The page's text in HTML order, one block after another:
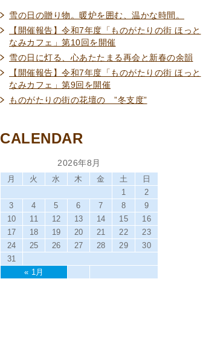
雪の日の贈り物。暖炉を囲む、温かな時間。
【開催報告】令和7年度「ものがたりの街 ほっと
なみカフェ」第10回を開催
雪の日に灯る、心あたたまる再会と新春の余韻
【開催報告】令和7年度「ものがたりの街 ほっと
なみカフェ」第9回を開催
ものがたりの街の花壇の ”冬支度”
CALENDAR
2026年8月
月 火 水 木 金 土 日
« 1月
1
2
3
4 5 6 7 8
9
10
11 12 13 14 15
16
17
18 19 20 21 22
23
24
25 26 27 28 29
30
31